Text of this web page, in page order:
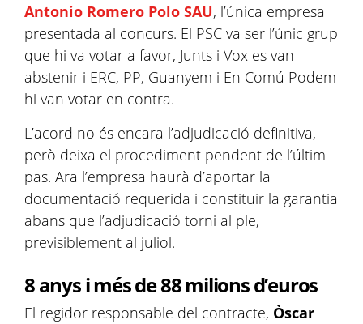
Antonio Romero Polo SAU, l’única empresa
presentada al concurs. El PSC va ser l’únic grup
que hi va votar a favor, Junts i Vox es van
abstenir i ERC, PP, Guanyem i En Comú Podem
hi van votar en contra.
L’acord no és encara l’adjudicació definitiva,
però deixa el procediment pendent de l’últim
pas. Ara l’empresa haurà d’aportar la
documentació requerida i constituir la garantia
abans que l’adjudicació torni al ple,
previsiblement al juliol.
8 anys i més de 88 milions d’euros
El regidor responsable del contracte, Òscar